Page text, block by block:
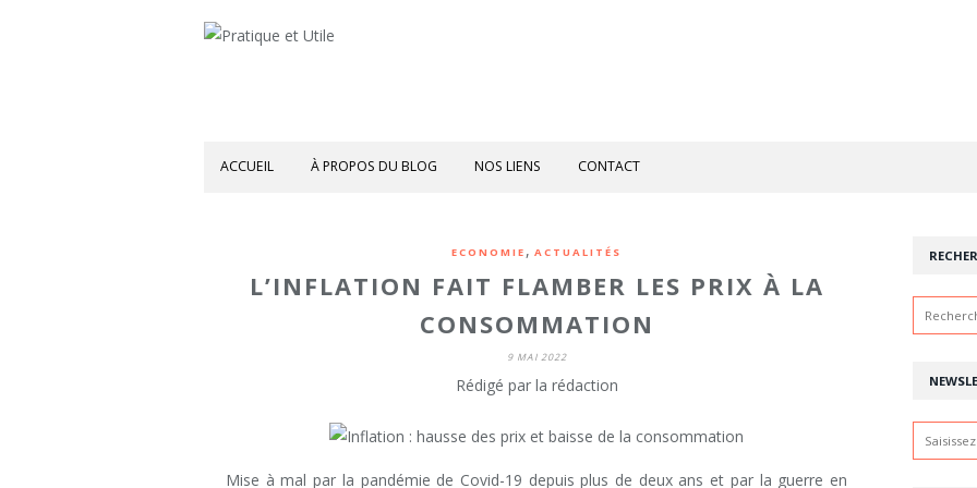
ACCUEIL À PROPOS DU BLOG NOS LIENS CONTACT
ECONOMIE , ACTUALITÉS
L’INFLATION FAIT FLAMBER LES PRIX À LA
CONSOMMATION
9 MAI 2022
Rédigé par la rédaction
Mise à mal par la pandémie de Covid-19 depuis plus de deux ans et par la guerre en